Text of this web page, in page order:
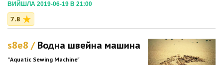
ВИЙШЛА 2019-06-19 В 21:00
7.8
s8e8 /Водна швейна машина
"Aquatic Sewing Machine"